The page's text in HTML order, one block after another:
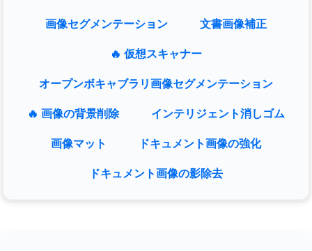
画像セグメンテーション 文書画像補正
🔥 仮想スキャナー
オープンボキャブラリ画像セグメンテーション
🔥 画像の背景削除 インテリジェント消しゴム
画像マット ドキュメント画像の強化
ドキュメント画像の影除去